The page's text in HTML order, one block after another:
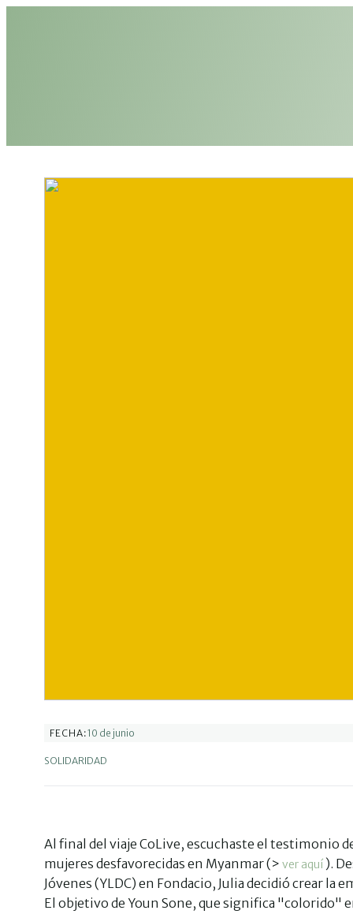
FECHA:10 de junio
SOLIDARIDAD
Al final del viaje CoLive, escuchaste el testimonio
mujeres desfavorecidas en Myanmar (> ver aquí ).
Jóvenes (YLDC) en Fondacio, Julia decidió crear la
El objetivo de Youn Sone, que significa "colorido"